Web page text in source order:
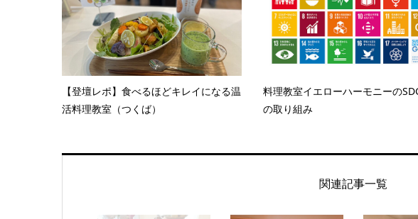
【登壇レポ】食べるほどキレイになる温
活料理教室（つくば）
料理教室イエローハーモニーの
の取り組み
関連記事一覧